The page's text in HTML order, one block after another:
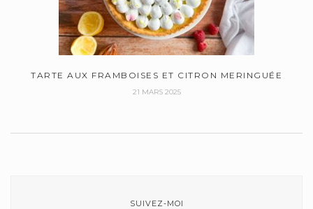
TARTE AUX FRAMBOISES ET CITRON MERINGUÉE
21 MARS 2025
SUIVEZ-MOI